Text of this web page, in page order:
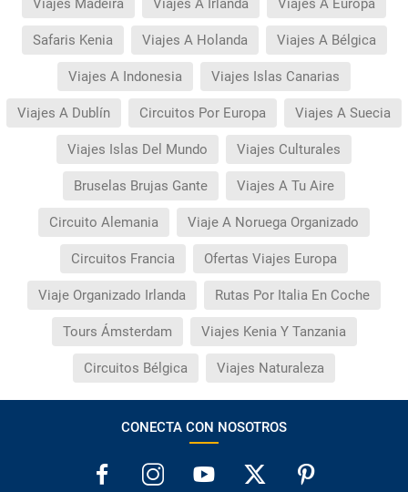
Viajes Madeira Viajes A Irlanda Viajes A Europa
Safaris Kenia Viajes A Holanda Viajes A Bélgica
Viajes A Indonesia Viajes Islas Canarias
Viajes A Dublín Circuitos Por Europa Viajes A Suecia
Viajes Islas Del Mundo Viajes Culturales
Bruselas Brujas Gante Viajes A Tu Aire
Circuito Alemania Viaje A Noruega Organizado
Circuitos Francia Ofertas Viajes Europa
Viaje Organizado Irlanda Rutas Por Italia En Coche
Tours Ámsterdam Viajes Kenia Y Tanzania
Circuitos Bélgica Viajes Naturaleza
CONECTA CON NOSOTROS